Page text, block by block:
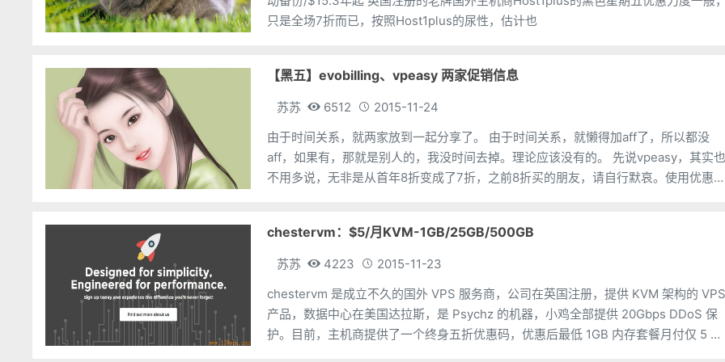
只是全场7折而已，按照Host1plus的尿性，估计也
【黑五】evobilling、vpeasy 两家促销信息
苏苏 6512
2015-11-24
由于时间关系，就两家放到一起分享了。 由于时间关系，就懒得加aff了，所以都没
aff，如果有，那就是别人的，我没时间去掉。理论应该没有的。 先说vpeasy，其实也
不用多说，无非是从首年8折变成了7折，之前8折买的朋友，请自行默哀。使用优惠
chestervm：$5/月KVM-1GB/25GB/500GB
苏苏 4223
2015-11-23
chestervm 是成立不久的国外 VPS 服务商，公司在英国注册，提供 KVM 架构的
产品，数据中心在美国达拉斯，是 Psychz 的机器，小鸡全部提供 20Gbps DDoS 保
护。目前，主机商提供了一个终身五折优惠码，优惠后最低 1GB 内存套餐月付仅 5 美